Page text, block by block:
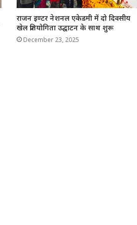
राजन इण्टर नेशनल एकेडमी में दो दिवसीय
खेल प्रतियोगिता उद्घाटन के साथ शुरू
December 23, 2025